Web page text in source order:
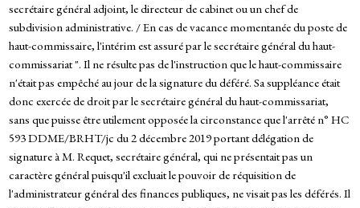
secrétaire général adjoint, le directeur de cabinet ou un chef de
subdivision administrative. / En cas de vacance momentanée du poste de
haut-commissaire, l'intérim est assuré par le secrétaire général du haut-
commissariat ". Il ne résulte pas de l'instruction que le haut-commissaire
n'était pas empêché au jour de la signature du déféré. Sa suppléance était
donc exercée de droit par le secrétaire général du haut-commissariat,
sans que puisse être utilement opposée la circonstance que l'arrêté n° HC
593 DDME/BRHT/jc du 2 décembre 2019 portant délégation de
signature à M. Requet, secrétaire général, qui ne présentait pas un
caractère général puisqu'il excluait le pouvoir de réquisition de
l'administrateur général des finances publiques, ne visait pas les déférés. Il